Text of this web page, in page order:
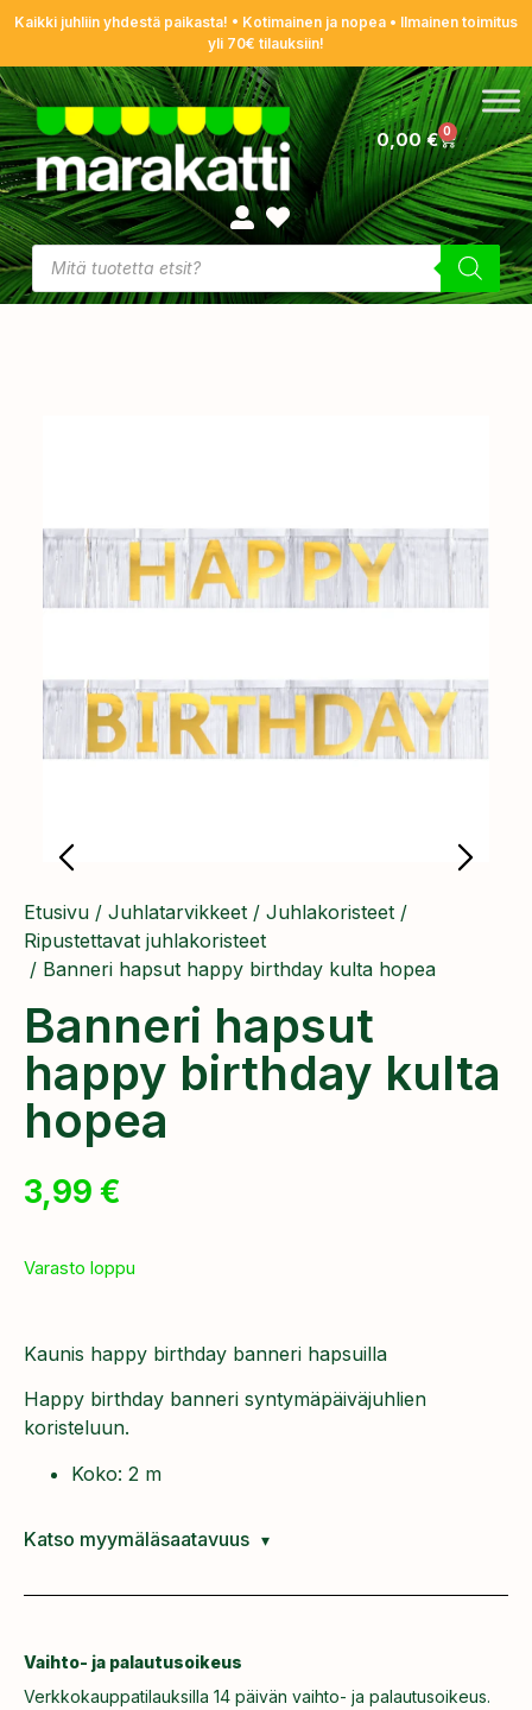
Kaikki juhliin yhdestä paikasta! • Kotimainen ja nopea • Ilmainen toimitus
yli 70€ tilauksiin!
0,00€ 0
Etusivu / Juhlatarvikkeet / Juhlakoristeet /
Ripustettavat juhlakoristeet
/ Banneri hapsut happy birthday kulta hopea
Banneri hapsut
happy birthday kulta
hopea
3,99 €
Varasto loppu
Kaunis happy birthday banneri hapsuilla
Happy birthday banneri syntymäpäiväjuhlien
koristeluun.
Koko: 2 m
Katso myymäläsaatavuus
Vaihto- ja palautusoikeus
Verkkokauppatilauksilla 14 päivän vaihto- ja palautusoikeus.